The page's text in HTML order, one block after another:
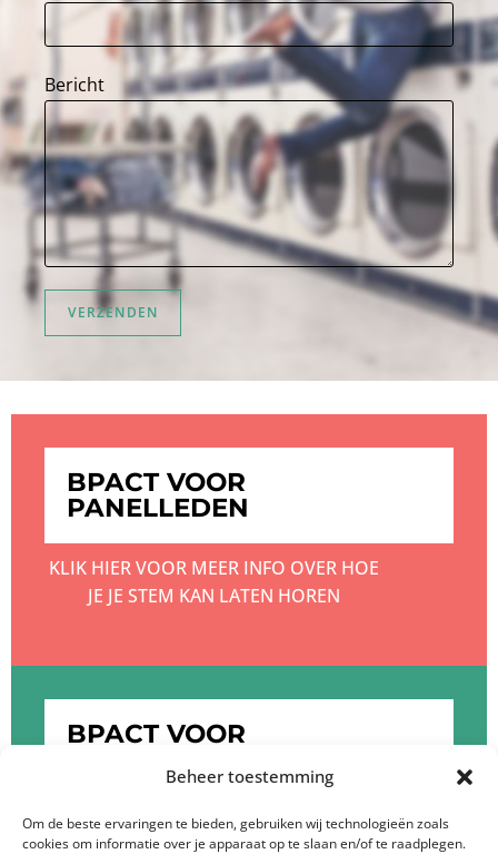
Beheer toestemming
Om de beste ervaringen te bieden, gebruiken wij technologieën zoals
cookies om informatie over je apparaat op te slaan en/of te raadplegen.
Bericht
BPACT VOOR
PANELLEDEN
KLIK HIER VOOR MEER INFO OVER HOE
JE JE STEM KAN LATEN HOREN
BPACT VOOR
KLIK HIER OM MEER TE WETEN OVER DE
DIENSTEN VAN BPACT